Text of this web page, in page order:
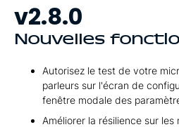
v2.8.0
Nouvelles
Autorisez le test de votre
parleurs sur l'écran de
fenêtre modale des
Améliorer la résilience sur